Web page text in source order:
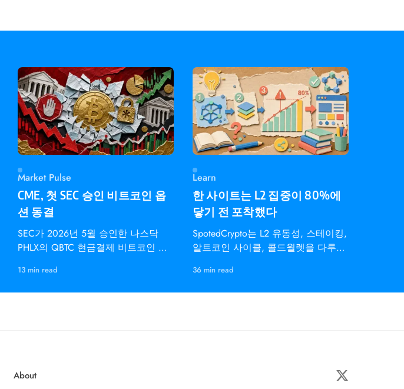
Market Pulse
CME, 첫 SEC 승인 비트코인 옵
션 동결
SEC가 2026년 5월 승인한 나스닥
PHLX의 QBTC 현금결제 비트코인 지
13 min read
Learn
한 사이트는 L2 집중이 80%에
닿기 전 포착했다
SpotedCrypto는 L2 유동성, 스테이킹,
알트코인 사이클, 콜드월렛을 다루는
다.
36 min read
About